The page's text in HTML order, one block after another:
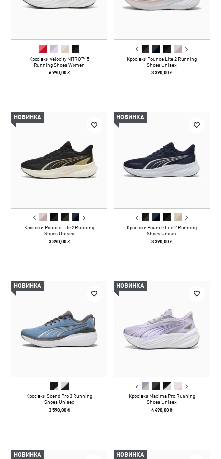
Кросівки Velocity NITRO™ 5
Running Shoes Women
6 990,00 ₴
Кросівки Pounce Lite 2 Running
Shoes Unisex
3 390,00 ₴
НОВИНКА
Кросівки Pounce Lite 2 Running
Shoes Unisex
3 390,00 ₴
НОВИНКА
Кросівки Pounce Lite 2 Running
Shoes Unisex
3 390,00 ₴
НОВИНКА
Кросівки Scend Pro 3 Running
Shoes Unisex
3 590,00 ₴
НОВИНКА
Кросівки Maxima Pro Running
Shoes Unisex
4 490,00 ₴
НОВИНКА НОВИНКА